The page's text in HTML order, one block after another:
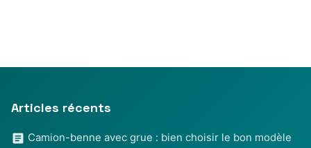
Articles récents
Camion-benne avec grue : bien choisir le bon modèle